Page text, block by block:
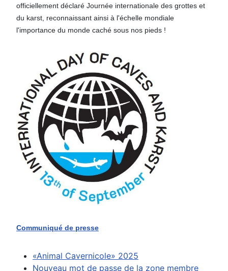
officiellement déclaré Journée internationale des grottes et
du karst, reconnaissant ainsi à l'échelle mondiale
l'importance du monde caché sous nos pieds !
Communiqué de presse
«Animal Cavernicole» 2025
Nouveau mot de passe de la zone membre